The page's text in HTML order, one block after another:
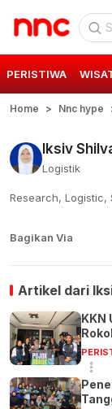
PERISTIWA
Home Nnc hype
Iksiv
Logistik
Research, Logistic,
Bagikan Via
Artikel dari
KKN